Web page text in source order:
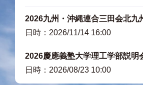
2026九州・沖縄連合三田会北九
日時：2026/11/14 16:00
2026慶應義塾大学理工学部説明
日時：2026/08/23 10:00